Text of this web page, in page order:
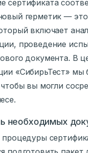
сертификата
герметик —
включает
проведение
документа. В
«СибирьТест» мы
вы могли
необходимых
процедуры